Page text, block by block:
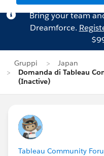
Bring your team
Dreamforce.
Gruppi
Japan
Domanda di Tableau
(Inactive)
Tableau Community